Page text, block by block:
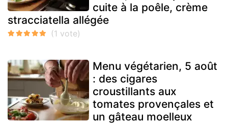
cuite à la poêle, crème
stracciatella allégée
Menu végétarien, 5 août
: des cigares
croustillants aux
tomates provençales et
un gâteau moelleux